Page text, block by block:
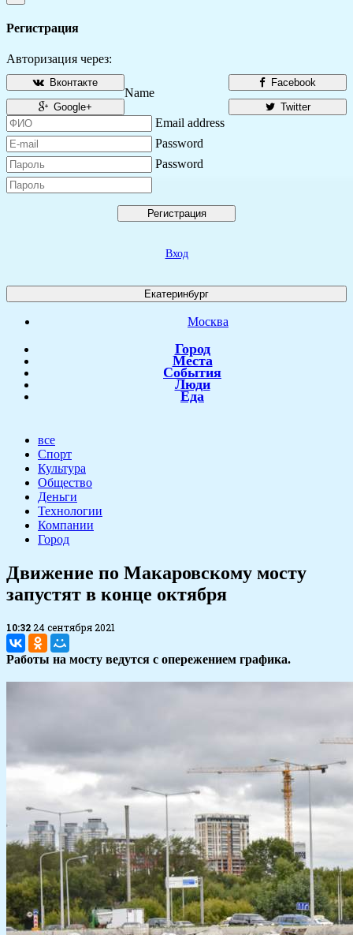
Регистрация
Авторизация через:
Facebook
Вконтакте
Twitter
Google+
Name
Email address
Password
Password
Регистрация
Вход
Екатеринбург
Москва
Город
Места
События
Люди
Еда
все
Спорт
Культура
Общество
Деньги
Технологии
Компании
Город
​Движение по Макаровскому мосту
запустят в конце октября
10:3224 сентября 2021
Работы на мосту ведутся с опережением графика.